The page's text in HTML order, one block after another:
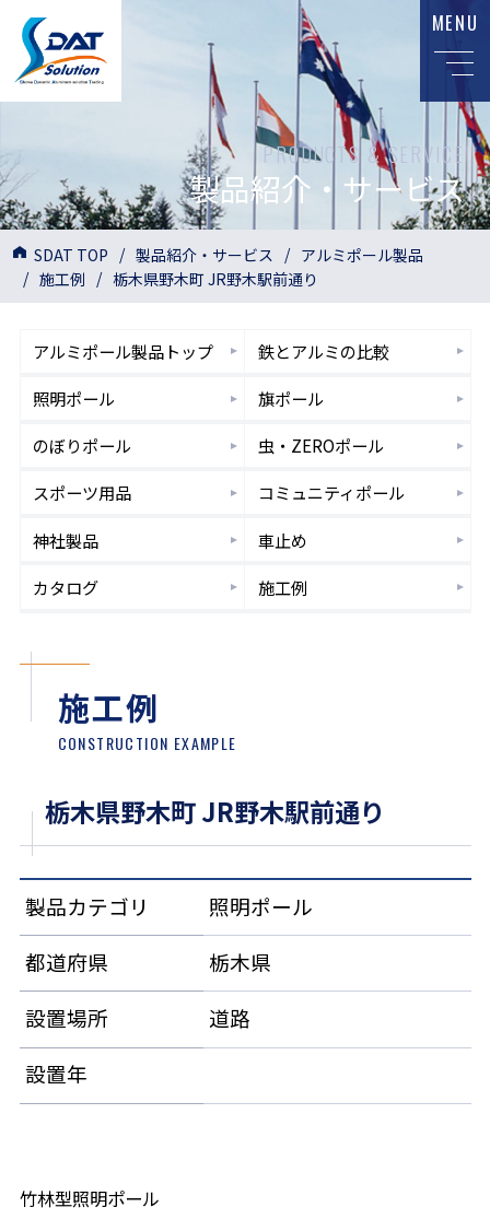
MENU
PRODUCTS & SERVICE
製品紹介・サービス
SDAT TOP 製品紹介・サービス
アルミポール製品
施工例
栃木県野木町 JR野木駅前通り
アルミポール製品トップ 鉄とアルミの比較
照明ポール 旗ポール
のぼりポール 虫・ZEROポール
スポーツ用品 コミュニティポール
神社製品
車止め
カタログ
施工例
施工例
CONSTRUCTION EXAMPLE
栃木県野木町 JR野木駅前通り
製品カテゴリ
照明ポール
都道府県
栃木県
設置場所
道路
設置年
竹林型照明ポール